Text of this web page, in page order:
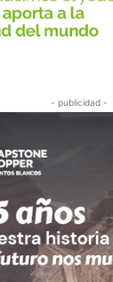
- publicidad -